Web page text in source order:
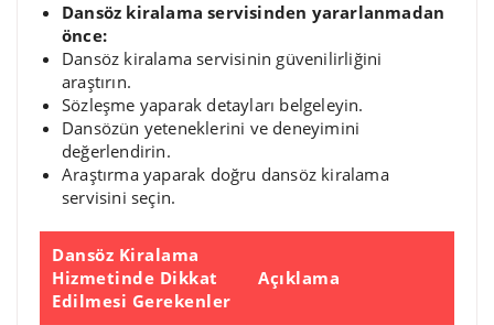
Dansöz kiralama servisinden yararlanmadan
önce:
Dansöz kiralama servisinin güvenilirliğini
araştırın.
Sözleşme yaparak detayları belgeleyin.
Dansözün yeteneklerini ve deneyimini
değerlendirin.
Araştırma yaparak doğru dansöz kiralama
servisini seçin.
Dansöz Kiralama
Hizmetinde Dikkat
Edilmesi Gerekenler
Açıklama